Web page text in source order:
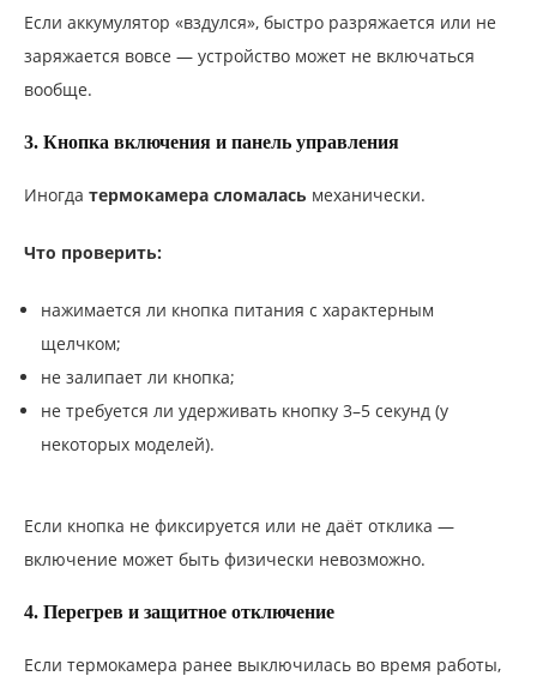
Если аккумулятор «вздулся», быстро разряжается или не
заряжается вовсе — устройство может не включаться
вообще.
3. Кнопка включения и панель управления
Иногда термокамера сломалась механически.
Что проверить:
нажимается ли кнопка питания с характерным
щелчком;
не залипает ли кнопка;
не требуется ли удерживать кнопку 3–5 секунд (у
некоторых моделей).
Если кнопка не фиксируется или не даёт отклика —
включение может быть физически невозможно.
4. Перегрев и защитное отключение
Если термокамера ранее выключилась во время работы,